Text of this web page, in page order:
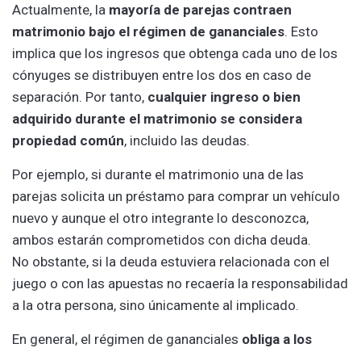
Actualmente, la mayoría de parejas contraen
matrimonio bajo el régimen de gananciales. Esto
implica que los ingresos que obtenga cada uno de los
cónyuges se distribuyen entre los dos en caso de
separación. Por tanto, cualquier ingreso o bien
adquirido durante el matrimonio se considera
propiedad común, incluido las deudas.
Por ejemplo, si durante el matrimonio una de las
parejas solicita un préstamo para comprar un vehículo
nuevo y aunque el otro integrante lo desconozca,
ambos estarán comprometidos con dicha deuda.
No obstante, si la deuda estuviera relacionada con el
juego o con las apuestas no recaería la responsabilidad
a la otra persona, sino únicamente al implicado.
En general, el régimen de gananciales obliga a los